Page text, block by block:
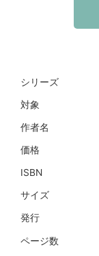
シリーズ
対象
作者名
価格
ISBN
サイズ
発行
ページ数